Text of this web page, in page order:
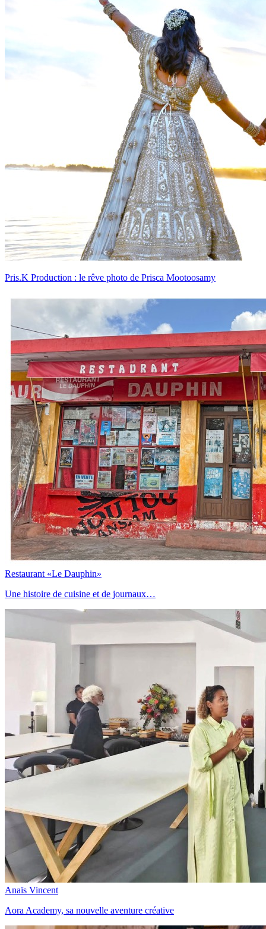
Pris.K Production : le rêve photo de Prisca Mootoosamy
Restaurant «Le Dauphin»
Une histoire de cuisine et de journaux…
Anaïs Vincent
Aora Academy, sa nouvelle aventure créative